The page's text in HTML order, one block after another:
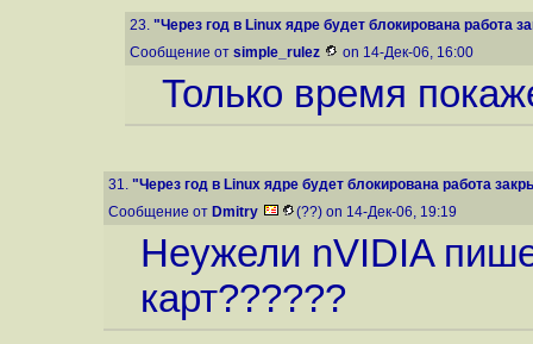
23. "Через год в Linux ядре будет блокирована работа
Сообщение от simple_rulez on 14-Дек-06, 16:00
Только время
31. "Через год в Linux ядре будет блокирована работа
Сообщение от Dmitry (??) on 14-Дек-06, 19:19
Неужели nVIDIA
карт??????